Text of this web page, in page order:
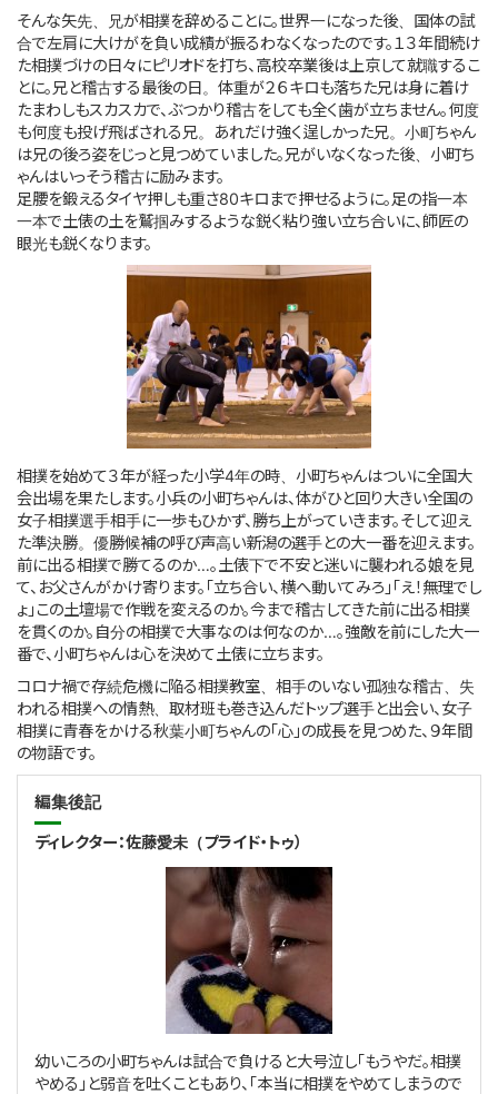
そんな矢先、兄が相撲を辞めることに。世界一になった後、国体の試
合で左肩に大けがを負い成績が振るわなくなったのです。１３年間続け
た相撲づけの日々にピリオドを打ち、高校卒業後は上京して就職するこ
とに。兄と稽古する最後の日。体重が２６キロも落ちた兄は身に着け
たまわしもスカスカで、ぶつかり稽古をしても全く歯が立ちません。何度
も何度も投げ飛ばされる兄。あれだけ強く逞しかった兄。小町ちゃん
は兄の後ろ姿をじっと見つめていました。兄がいなくなった後、小町ち
ゃんはいっそう稽古に励みます。
足腰を鍛えるタイヤ押しも重さ80キロまで押せるように。足の指一本
一本で土俵の土を鷲掴みするような鋭く粘り強い立ち合いに、師匠の
眼光も鋭くなります。
相撲を始めて３年が経った小学4年の時、小町ちゃんはついに全国大
会出場を果たします。小兵の小町ちゃんは、体がひと回り大きい全国の
女子相撲選手相手に一歩もひかず、勝ち上がっていきます。そして迎え
た準決勝。優勝候補の呼び声高い新潟の選手との大一番を迎えます。
前に出る相撲で勝てるのか…。土俵下で不安と迷いに襲われる娘を見
て、お父さんがかけ寄ります。「立ち合い、横へ動いてみろ」「え！無理でし
ょ」この土壇場で作戦を変えるのか。今まで稽古してきた前に出る相撲
を貫くのか。自分の相撲で大事なのは何なのか…。強敵を前にした大一
番で、小町ちゃんは心を決めて土俵に立ちます。
コロナ禍で存続危機に陥る相撲教室、相手のいない孤独な稽古、失
われる相撲への情熱、取材班も巻き込んだトップ選手と出会い、女子
相撲に青春をかける秋葉小町ちゃんの「心」の成長を見つめた、９年間
の物語です。
編集後記
ディレクター：佐藤愛未（プライド・トゥ）
幼いころの小町ちゃんは試合で負けると大号泣し「もうやだ。相撲
やめる」と弱音を吐くこともあり、「本当に相撲をやめてしまうので